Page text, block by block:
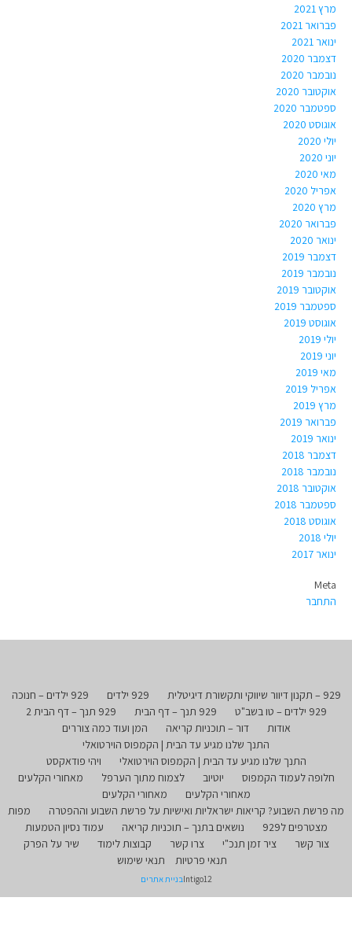
מרץ 2021
פברואר 2021
ינואר 2021
דצמבר 2020
נובמבר 2020
אוקטובר 2020
ספטמבר 2020
אוגוסט 2020
יולי 2020
יוני 2020
מאי 2020
אפריל 2020
מרץ 2020
פברואר 2020
ינואר 2020
דצמבר 2019
נובמבר 2019
אוקטובר 2019
ספטמבר 2019
אוגוסט 2019
יולי 2019
יוני 2019
מאי 2019
אפריל 2019
מרץ 2019
פברואר 2019
ינואר 2019
דצמבר 2018
נובמבר 2018
אוקטובר 2018
ספטמבר 2018
אוגוסט 2018
יולי 2018
ינואר 2017
Meta
התחבר
929 – תקנון דיוור שיווקי ותקשורת דיגיטלית 929 ילדים
929 ילדים – חנוכה
929 ילדים – טו בשב"ט
929 תנך – דף הבית
929 תנך – דף הבית 2
אודות
דור – תוכניות קריאה
המן ועוד כמה צוררים
התנך שלנו מגיע עד הבית | הקמפוס הוירטואלי
התנך שלנו מגיע עד הבית | הקמפוס הוירטואלי
ויהי פודאקסט
חלופה לעמוד הקמפוס
יוטיוב לצמוח מתוך הערפל
מאחורי הקלעים
מאחורי הקלעים
מאחורי הקלעים
מה פרשת השבוע? קריאות ישראליות ואישיות על פרשת השבוע וההפטרה
מפות
מצטרפים ל929
נושאים בתנך – תוכניות קריאה
עמוד נסיון הטמעות
צור קשר
ציר זמן תנכ"י צרו קשר קבוצות לימוד
שיר על הפרק
תנאי פרטיות
תנאי שימוש
Intigo12בניית אתרים